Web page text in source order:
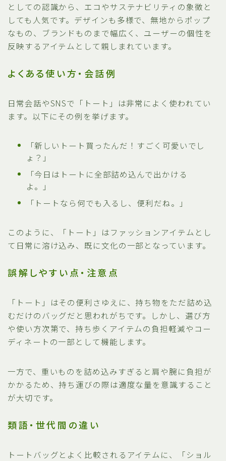
としての認識から、エコやサステナビリティの象徴と
しても人気です。デザインも多様で、無地からポップ
なもの、ブランドものまで幅広く、ユーザーの個性を
反映するアイテムとして親しまれています。
よくある使い方・会話例
日常会話やSNSで「トート」は非常によく使われてい
ます。以下にその例を挙げます。
「新しいトート買ったんだ！すごく可愛いでし
ょ？」
「今日はトートに全部詰め込んで出かける
よ。」
「トートなら何でも入るし、便利だね。」
このように、「トート」はファッションアイテムとし
て日常に溶け込み、既に文化の一部となっています。
誤解しやすい点・注意点
「トート」はその便利さゆえに、持ち物をただ詰め込
むだけのバッグだと思われがちです。しかし、選び方
や使い方次第で、持ち歩くアイテムの負担軽減やコー
ディネートの一部として機能します。
一方で、重いものを詰め込みすぎると肩や腕に負担が
かかるため、持ち運びの際は適度な量を意識すること
が大切です。
類語・世代間の違い
トートバッグとよく比較されるアイテムに、「ショル